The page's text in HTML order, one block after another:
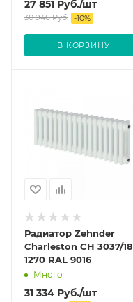
27 851 Руб./шт
30 946Руб. -10%
В КОРЗИНУ
Радиатор Zehnder
Charleston CH 3037/18
1270 RAL 9016
Много
31 334 Руб./шт